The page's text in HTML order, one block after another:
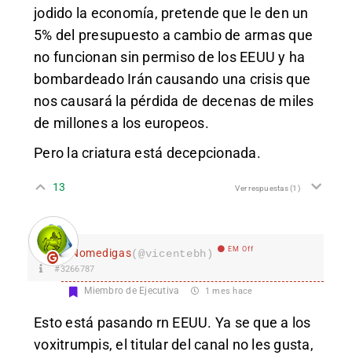
jodido la economía, pretende que le den un
5% del presupuesto a cambio de armas que
no funcionan sin permiso de los EEUU y ha
bombardeado Irán causando una crisis que
nos causará la pérdida de decenas de miles
de millones a los europeos.
Pero la criatura está decepcionada.
13 Ver respuestas(1)
Nomedigas(@vicentebh) EM Off
#3266787
Miembro de Ejecutiva 1 mes hace
Esto está pasando rn EEUU. Ya se que a los
voxitrumpis, el titular del canal no les gusta,